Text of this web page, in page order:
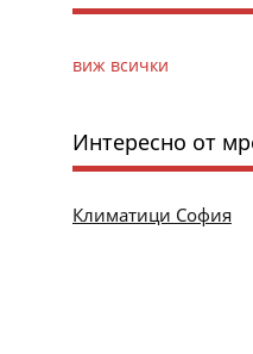
виж всички
Интересно от
Климатици София